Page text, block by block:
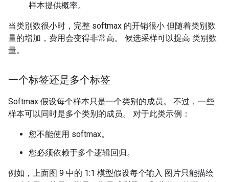
样本提供概率。
当类别数很小时，完整 softmax 的开销很小 但随着类别数
量的增加，费用会变得非常高。 候选采样可以提高 类别数
量。
一个标签还是多个标签
Softmax 假设每个样本只是一个类别的成员。 不过，一些
样本可以同时是多个类别的成员。 对于此类示例：
您不能使用 softmax。
您必须依赖于多个逻辑回归。
例如，上面图 9 中的 1:1 模型假设每个输入 图片只能描绘